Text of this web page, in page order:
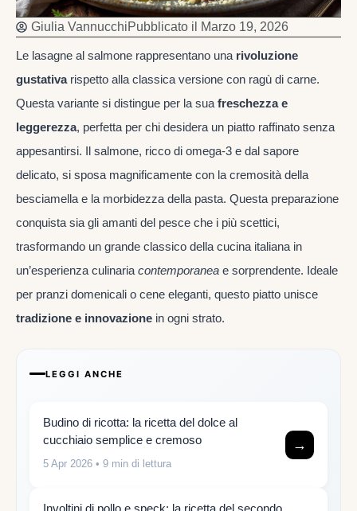
Giulia VannucchiPubblicato il Marzo 19, 2026
Le lasagne al salmone rappresentano una rivoluzione
gustativarispetto alla classica versione con ragù di carne.
Questa variante si distingue per la sua freschezza e
leggerezza, perfetta per chi desidera un piatto raffinato senza
appesantirsi. Il salmone, ricco di omega-3 e dal sapore
delicato, si sposa magnificamente con la cremosità della
besciamella e la morbidezza della pasta. Questa preparazione
conquista sia gli amanti del pesce che i più scettici,
trasformando un grande classico della cucina italiana in
un’esperienza culinaria contemporanea e sorprendente. Ideale
per pranzi domenicali o cene eleganti, questo piatto unisce
tradizione e innovazione in ogni strato.
LEGGI ANCHE
Budino di ricotta: la ricetta del dolce al
cucchiaio semplice e cremoso
5 Apr 2026 • 9 min di lettura
→
Involtini di pollo e speck: la ricetta del secondo